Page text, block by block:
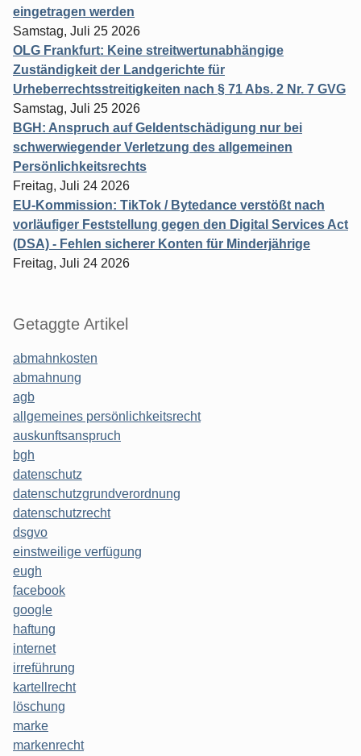
eingetragen werden
Samstag, Juli 25 2026
OLG Frankfurt: Keine streitwertunabhängige
Zuständigkeit der Landgerichte für
Urheberrechtsstreitigkeiten nach § 71 Abs. 2 Nr. 7 GVG
Samstag, Juli 25 2026
BGH: Anspruch auf Geldentschädigung nur bei
schwerwiegender Verletzung des allgemeinen
Persönlichkeitsrechts
Freitag, Juli 24 2026
EU-Kommission: TikTok / Bytedance verstößt nach
vorläufiger Feststellung gegen den Digital Services Act
(DSA) - Fehlen sicherer Konten für Minderjährige
Freitag, Juli 24 2026
Getaggte Artikel
abmahnkosten
abmahnung
agb
allgemeines persönlichkeitsrecht
auskunftsanspruch
bgh
datenschutz
datenschutzgrundverordnung
datenschutzrecht
dsgvo
einstweilige verfügung
eugh
facebook
google
haftung
internet
irreführung
kartellrecht
löschung
marke
markenrecht